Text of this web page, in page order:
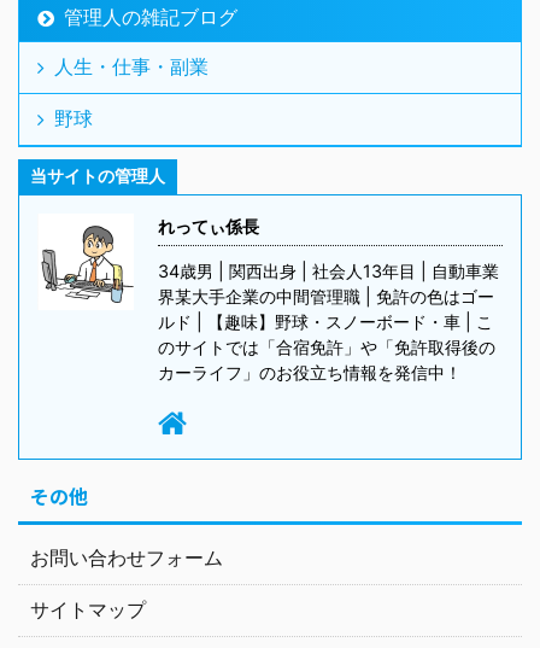
管理人の雑記ブログ
人生・仕事・副業
野球
当サイトの管理人
れってぃ係長
34歳男 | 関西出身 | 社会人13年目 | 自動車業
界某大手企業の中間管理職 | 免許の色はゴー
ルド | 【趣味】野球・スノーボード・車 | こ
のサイトでは「合宿免許」や「免許取得後の
カーライフ」のお役立ち情報を発信中！
その他
お問い合わせフォーム
サイトマップ